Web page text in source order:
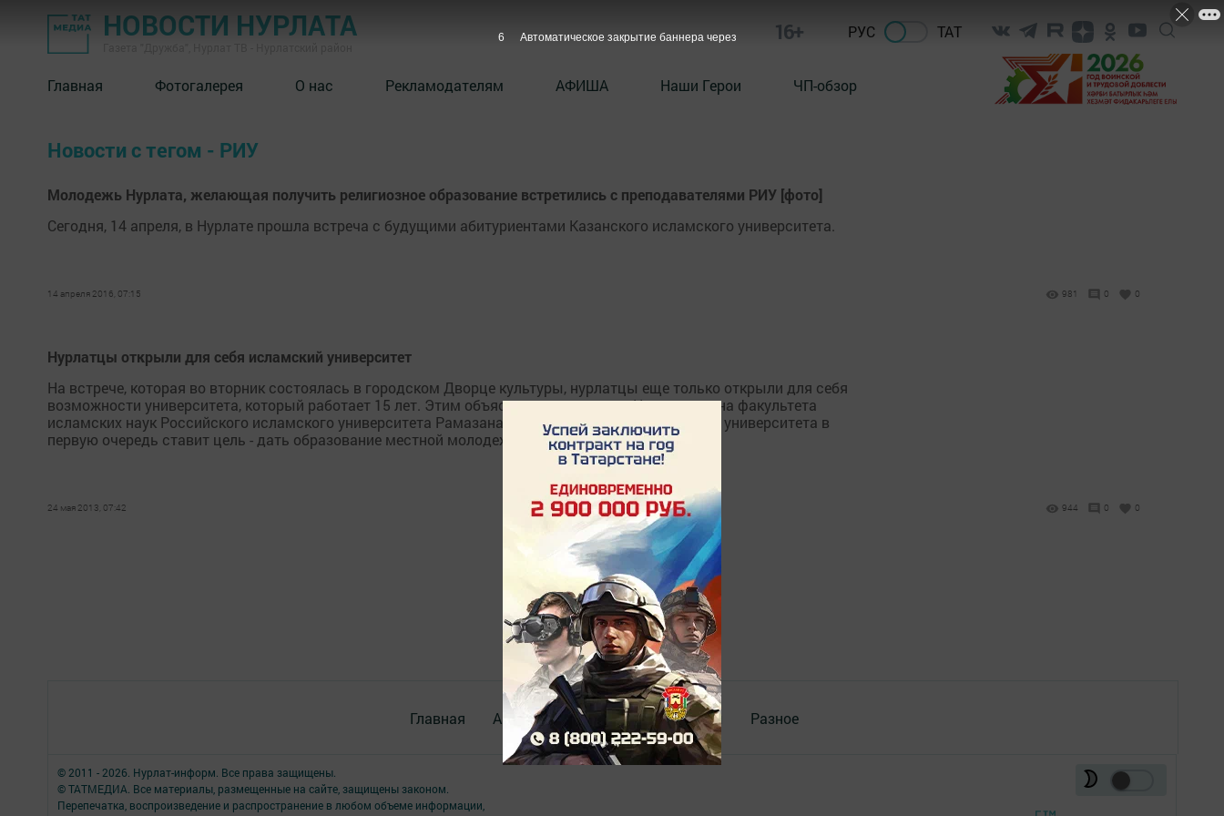
НОВОСТИ НУРЛАТА 16+ РУС ТАТ
Главная Фотогалерея О нас Рекламодателям АФИША Наши Герои ЧП-обзор
Новости с тегом - РИУ
Молодежь Нурлата, желающая получить религиозное образование встретились с преподавателями РИУ [фото]
Сегодня, 14 апреля, в Нурлате прошла встреча с будущими абитуриентами Казанского исламского университета.
14 апреля 2016, 07:15 981 0 0
Нурлатцы открыли для себя исламский университет
На встрече, которая во вторник состоялась в городском Дворце культуры, нурлатцы еще только открыли для себя
возможности университета, который работает 15 лет. Этим объясняется и приезд в Нурлат декана факультета
исламских наук Российского исламского университета Рамазана Курамшина. Ведь руководство университета в
первую очередь ставит цель - дать образование местной молодежи....
24 мая 2013, 07:42 944 0 0
Главная Актуальное видео Документы Разное
© 2011 - 2026. Нурлат-⁠информ. Все права защищены.
© ТАТМЕДИА. Все материалы, размещенные на сайте, защищены законом.
Перепечатка, воспроизведение и распространение в любом объеме информации,
6 Автоматическое закрытие баннера через